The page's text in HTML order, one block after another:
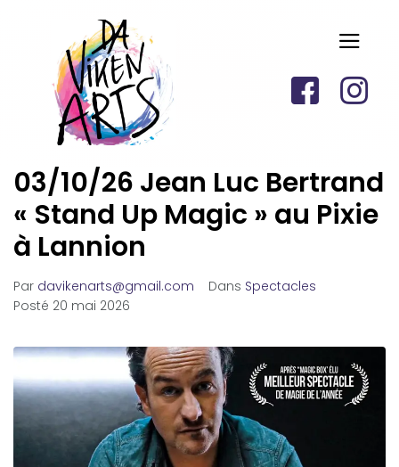
03/10/26 Jean Luc Bertrand
« Stand Up Magic » au Pixie
à Lannion
Par davikenarts@gmail.com Dans Spectacles
Posté 20 mai 2026